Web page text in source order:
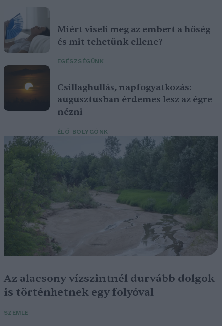
Miért viseli meg az embert a hőség
és mit tehetünk ellene?
EGÉSZSÉGÜNK
Csillaghullás, napfogyatkozás:
augusztusban érdemes lesz az égre
nézni
ÉLŐ BOLYGÓNK
Az alacsony vízszintnél durvább dolgok
is történhetnek egy folyóval
SZEMLE